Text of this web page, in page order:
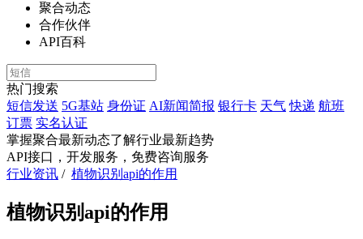
聚合动态
合作伙伴
API百科
热门搜索
短信发送 5G基站 身份证 AI新闻简报 银行卡 天气 快递 航班
订票 实名认证
掌握聚合最新动态了解行业最新趋势
API接口，开发服务，免费咨询服务
行业资讯 / 植物识别api的作用
植物识别api的作用